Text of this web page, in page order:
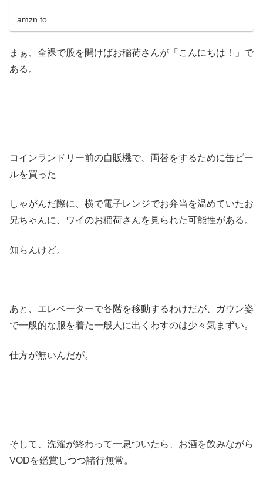
amzn.to
まぁ、全裸で股を開けばお稲荷さんが「こんにちは！」で
ある。
コインランドリー前の自販機で、両替をするために缶ビー
ルを買った
しゃがんだ際に、横で電子レンジでお弁当を温めていたお
兄ちゃんに、ワイのお稲荷さんを見られた可能性がある。
知らんけど。
あと、エレベーターで各階を移動するわけだが、ガウン姿
で一般的な服を着た一般人に出くわすのは少々気まずい。
仕方が無いんだが。
そして、洗濯が終わって一息ついたら、お酒を飲みながら
VODを鑑賞しつつ諸行無常。